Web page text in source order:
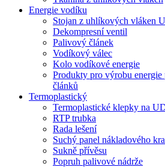
Energie vodíku
Stojan z uhlíkových vláken
Dekompresní ventil
Palivový článek
Vodíkový válec
Kolo vodíkové energie
Produkty pro výrobu
článků
Termoplastický
Termoplastické klepky na
RTP trubka
Rada lešení
Suchý panel nákladového
Sukně přívěsu
Popruh palivové nádrže